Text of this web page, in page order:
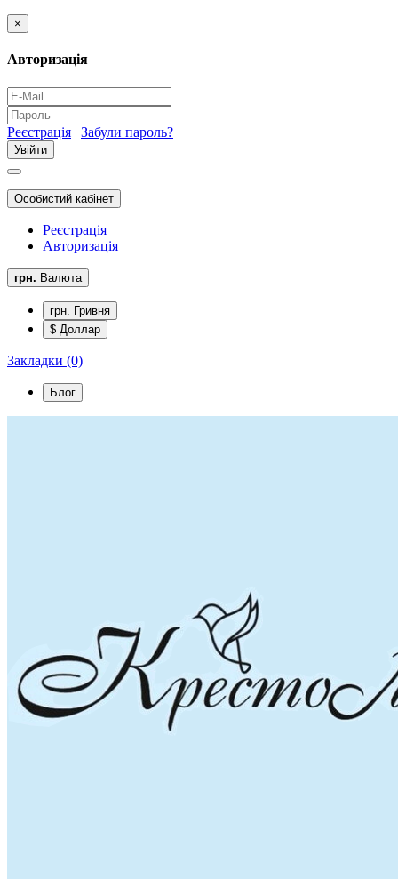
×
Авторизація
Реєстрація | Забули пароль?
Особистий кабінет
Реєстрація
Авторизація
грн. Валюта
грн. Гривня
$ Доллар
Закладки (0)
Блог